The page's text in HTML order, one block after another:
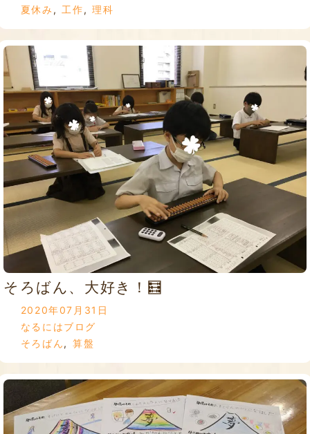
夏休み , 工作,理科
そろばん、大好き！🧮
2020年07月31日
なるにはブログ
そろばん, 算盤